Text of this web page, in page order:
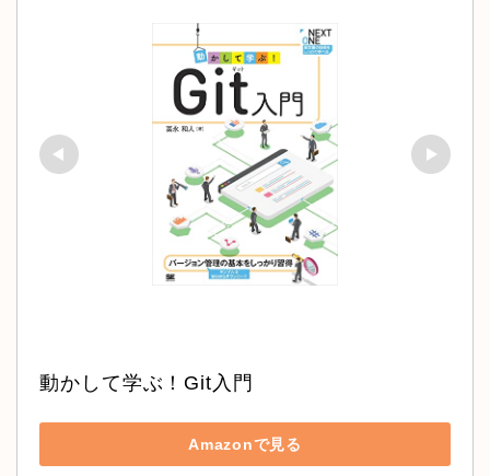
動かして学ぶ！Git入門
Amazonで見る